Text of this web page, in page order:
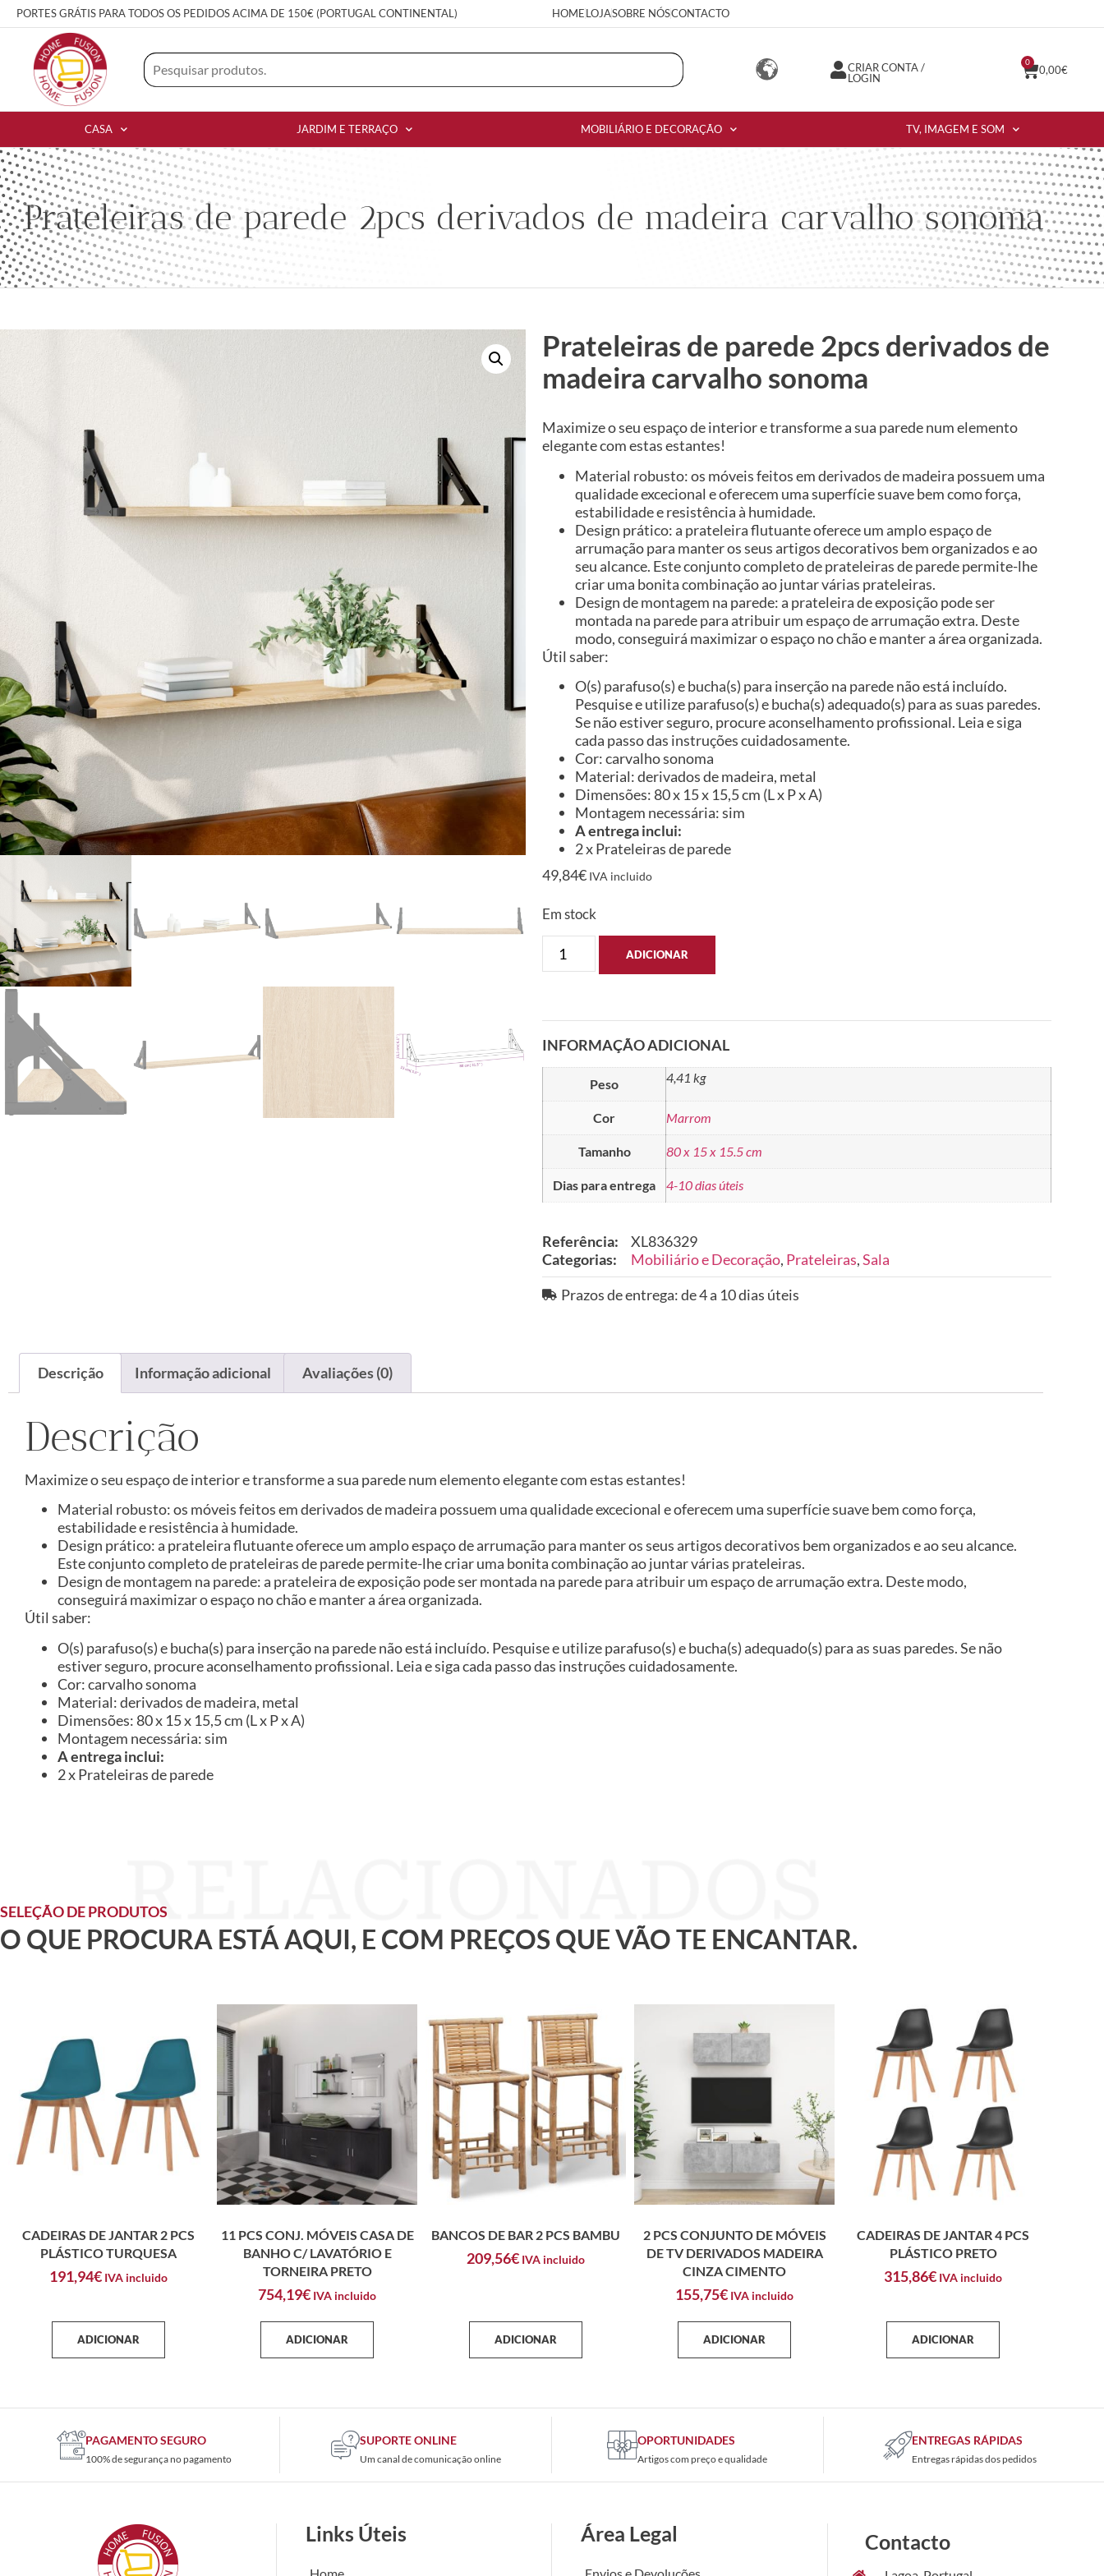
PORTES GRÁTIS PARA TODOS OS PEDIDOS ACIMA DE 150€ (PORTUGAL CONTINENTAL) HOMELOJASOBRE NÓSCONTACTO
CRIAR CONTA /
LOGIN
0,00€
0
CASA JARDIM E TERRAÇO MOBILIÁRIO E DECORAÇÃO TV, IMAGEM E SOM
Prateleiras de parede 2pcs derivados de madeira carvalho sonoma
Prateleiras de parede 2pcs derivados de
madeira carvalho sonoma
Maximize o seu espaço de interior e transforme a sua parede num elemento
elegante com estas estantes!
Material robusto: os móveis feitos em derivados de madeira possuem uma
qualidade excecional e oferecem uma superfície suave bem como força,
estabilidade e resistência à humidade.
Design prático: a prateleira flutuante oferece um amplo espaço de
arrumação para manter os seus artigos decorativos bem organizados e ao
seu alcance. Este conjunto completo de prateleiras de parede permite-lhe
criar uma bonita combinação ao juntar várias prateleiras.
Design de montagem na parede: a prateleira de exposição pode ser
montada na parede para atribuir um espaço de arrumação extra. Deste
modo, conseguirá maximizar o espaço no chão e manter a área organizada.
Útil saber:
O(s) parafuso(s) e bucha(s) para inserção na parede não está incluído.
Pesquise e utilize parafuso(s) e bucha(s) adequado(s) para as suas paredes.
Se não estiver seguro, procure aconselhamento profissional. Leia e siga
cada passo das instruções cuidadosamente.
Cor: carvalho sonoma
Material: derivados de madeira, metal
Dimensões: 80 x 15 x 15,5 cm (L x P x A)
Montagem necessária: sim
A entrega inclui:
2 x Prateleiras de parede
49,84€ IVA incluido
Em stock
ADICIONAR
INFORMAÇÃO ADICIONAL
Peso 4,41 kg
Cor Marrom
Tamanho 80 x 15 x 15.5 cm
Dias para entrega 4-10 dias úteis
Referência:
XL836329
Categorias:
Mobiliário e Decoração, Prateleiras,Sala
Prazos de entrega: de 4 a 10 dias úteis
Descrição Informação adicional Avaliações (0)
Descrição
Maximize o seu espaço de interior e transforme a sua parede num elemento elegante com estas estantes!
Material robusto: os móveis feitos em derivados de madeira possuem uma qualidade excecional e oferecem uma superfície suave bem como força,
estabilidade e resistência à humidade.
Design prático: a prateleira flutuante oferece um amplo espaço de arrumação para manter os seus artigos decorativos bem organizados e ao seu alcance.
Este conjunto completo de prateleiras de parede permite-lhe criar uma bonita combinação ao juntar várias prateleiras.
Design de montagem na parede: a prateleira de exposição pode ser montada na parede para atribuir um espaço de arrumação extra. Deste modo,
conseguirá maximizar o espaço no chão e manter a área organizada.
Útil saber:
O(s) parafuso(s) e bucha(s) para inserção na parede não está incluído. Pesquise e utilize parafuso(s) e bucha(s) adequado(s) para as suas paredes. Se não
estiver seguro, procure aconselhamento profissional. Leia e siga cada passo das instruções cuidadosamente.
Cor: carvalho sonoma
Material: derivados de madeira, metal
Dimensões: 80 x 15 x 15,5 cm (L x P x A)
Montagem necessária: sim
A entrega inclui:
2 x Prateleiras de parede
SELEÇÃO DE PRODUTOS
O QUE PROCURA ESTÁ AQUI, E COM PREÇOS QUE VÃO TE ENCANTAR.
CADEIRAS DE JANTAR 2 PCS
PLÁSTICO TURQUESA
191,94€ IVA incluido
ADICIONAR
11 PCS CONJ. MÓVEIS CASA DE
BANHO C/ LAVATÓRIO E
TORNEIRA PRETO
754,19€ IVA incluido
ADICIONAR
BANCOS DE BAR 2 PCS BAMBU
209,56€ IVA incluido
ADICIONAR
2 PCS CONJUNTO DE MÓVEIS
DE TV DERIVADOS MADEIRA
CINZA CIMENTO
155,75€ IVA incluido
ADICIONAR
CADEIRAS DE JANTAR 4 PCS
PLÁSTICO PRETO
315,86€ IVA incluido
ADICIONAR
PAGAMENTO SEGURO
100% de segurança no pagamento
SUPORTE ONLINE
Um canal de comunicação online
OPORTUNIDADES
Artigos com preço e qualidade
ENTREGAS RÁPIDAS
Entregas rápidas dos pedidos
Links Úteis Área Legal Contacto